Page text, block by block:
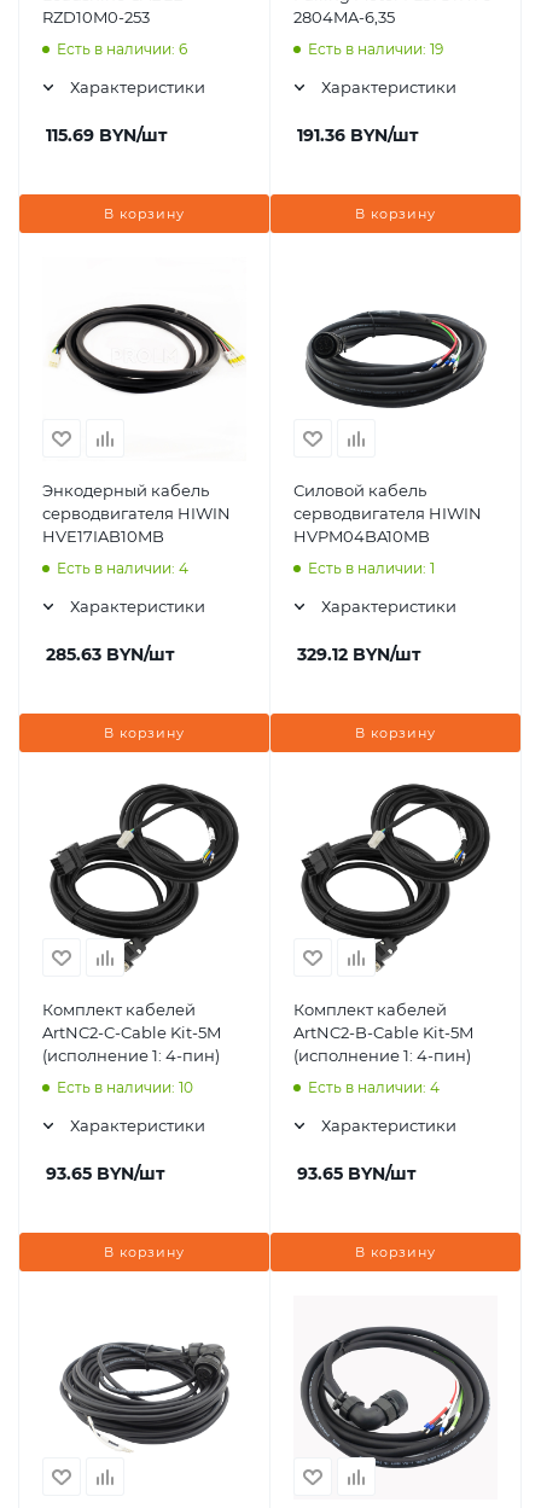
RZD10M0-253
Есть в наличии: 6
Характеристики
115.69 BYN/шт
В корзину
2804MA-6,35
Есть в наличии: 19
Характеристики
191.36 BYN/шт
В корзину
Энкодерный кабель
серводвигателя HIWIN
HVE17IAB10MB
Есть в наличии: 4
Характеристики
285.63 BYN/шт
В корзину
Силовой кабель
серводвигателя HIWIN
HVPM04BA10MB
Есть в наличии: 1
Характеристики
329.12 BYN/шт
В корзину
Комплект кабелей
ArtNC2-C-Cable Kit-5M
(исполнение 1: 4-пин)
Есть в наличии: 10
Характеристики
93.65 BYN/шт
В корзину
Комплект кабелей
ArtNC2-B-Cable Kit-5M
(исполнение 1: 4-пин)
Есть в наличии: 4
Характеристики
93.65 BYN/шт
В корзину